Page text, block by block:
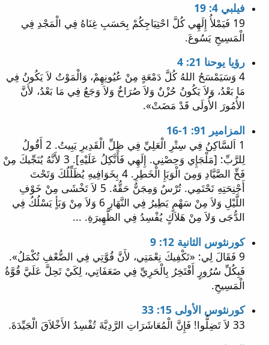
فيلبي 4: 19
19 فَيَمْلأُ إِلَهِي كُلَّ احْتِيَاجِكُمْ بِحَسَبِ غِنَاهُ فِي الْمَجْدِ فِي
الْمَسِيحِ يَسُوعَ.
رؤيا يوحنا 21: 4
4 وَسَيَمْسَحُ اللهُ كُلَّ دَمْعَةٍ مِنْ عُيُونِهِمْ، وَالْمَوْتُ لاَ يَكُونُ فِي
مَا بَعْدُ، وَلاَ يَكُونُ حُزْنٌ وَلاَ صُرَاخٌ وَلاَ وَجَعٌ فِي مَا بَعْدُ، لأَنَّ
الأُمُورَ الأُولَى قَدْ مَضَتْ».
المزامير 91: 1-16
1 اَلسَّاكِنُ فِي سِتْرِ الْعَلِيِّ فِي ظِلِّ الْقَدِيرِ يَبِيتُ. 2 أَقُولُ
لِلرَّبِّ: [مَلْجَإِي وَحِصْنِي. إِلَهِي فَأَتَّكِلُ عَلَيْهِ]. 3 لأَنَّهُ يُنَجِّيكَ مِنْ
فَخِّ الصَّيَّادِ وَمِنَ الْوَبَإِ الْخَطِرِ. 4 بِخَوَافِيهِ يُظَلِّلُكَ وَتَحْتَ
أَجْنِحَتِهِ تَحْتَمِي. تُرْسٌ وَمِجَنٌّ حَقُّهُ. 5 لاَ تَخْشَى مِنْ خَوْفِ
اللَّيْلِ وَلاَ مِنْ سَهْمٍ يَطِيرُ فِي النَّهَارِ 6 وَلاَ مِنْ وَبَأٍ يَسْلُكُ فِي
الدُّجَى وَلاَ مِنْ هَلاَكٍ يُفْسِدُ فِي الظَّهِيرَةِ. ...
كورنثوس الثانية 12: 9
9 فَقَالَ لِي: «تَكْفِيكَ نِعْمَتِي، لأَنَّ قُوَّتِي فِي الضُّعْفِ تُكْمَلُ».
فَبِكُلِّ سُرُورٍ أَفْتَخِرُ بِالْحَرِيِّ فِي ضَعَفَاتِي، لِكَيْ تَحِلَّ عَلَيَّ قُوَّةُ
الْمَسِيحِ.
كورنثوس الأولى 15: 33
33 لاَ تَضِلُّوا! فَإِنَّ الْمُعَاشَرَاتِ الرَّدِيَّةَ تُفْسِدُ الأَخْلاَقَ الْجَيِّدَةَ.